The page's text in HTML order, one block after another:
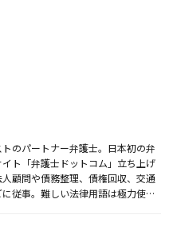
のパートナー弁護士。日本初の弁
ト「弁護士ドットコム」立ち上げ
顧問や債務整理、債権回収、交通
従事。難しい法律用語は極力使わ